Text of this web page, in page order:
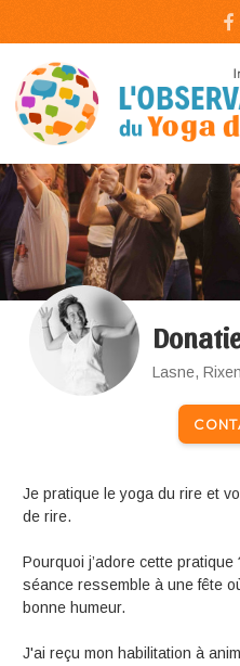
Lasne,
Je pratique le yoga du rire et
de rire.
Pourquoi j’adore cette
séance ressemble à une fête
bonne humeur.
J'ai reçu mon habilitation à